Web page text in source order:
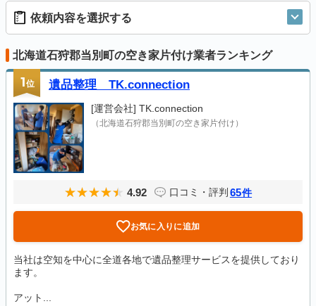
依頼内容を選択する
北海道石狩郡当別町の空き家片付け業者ランキング
1位 遺品整理 TK.connection
[運営会社] TK.connection
（北海道石狩郡当別町の空き家片付け）
4.92 口コミ・評判 65件
お気に入りに追加
当社は空知を中心に全道各地で遺品整理サービスを提供しており
ます。
アット...